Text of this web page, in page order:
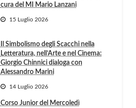
cura del MI Mario Lanzani
15 Luglio 2026
Il Simbolismo degli Scacchi nella
Letteratura, nell’Arte e nel Cinema:
Giorgio Chinnici dialoga con
Alessandro Marini
14 Luglio 2026
Corso Junior del Mercoledì